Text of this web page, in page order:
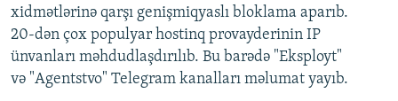
xidmətlərinə qarşı genişmiqyaslı bloklama aparıb.
20-dən çox populyar hostinq provayderinin IP
ünvanları məhdudlaşdırılıb. Bu barədə "Eksployt"
və "Agentstvo" Telegram kanalları məlumat yayıb.